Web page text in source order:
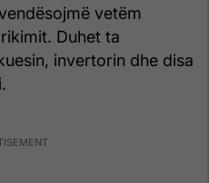
vetëm
Duhet ta
invertorin dhe disa